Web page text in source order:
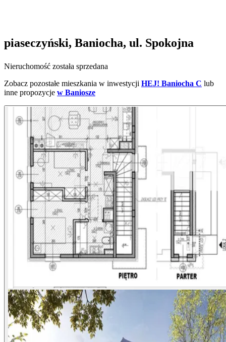
piaseczyński, Baniocha, ul. Spokojna
Nieruchomość została sprzedana
Zobacz pozostałe mieszkania w inwestycji HEJ! Baniocha C lub
inne propozycje w Baniosze